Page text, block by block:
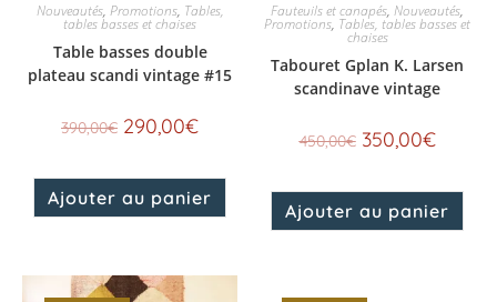
Nouveautés, Promotions, Tables,
tables basses et chaises
Table basses double
plateau scandi vintage #15
390,00€ 290,00€
Ajouter au panier
Fauteuils et canapés, Nouveautés,
Promotions, Tables, tables basses et
chaises
Tabouret Gplan K. Larsen
scandinave vintage
450,00€ 350,00€
Ajouter au panier